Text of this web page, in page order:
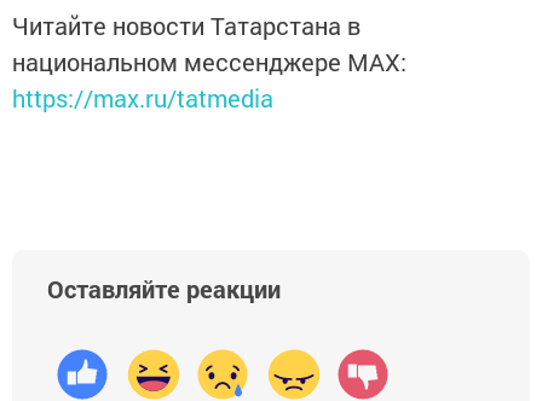
Читайте новости Татарстана в
национальном мессенджере MАХ:
https://max.ru/tatmedia
Оставляйте реакции